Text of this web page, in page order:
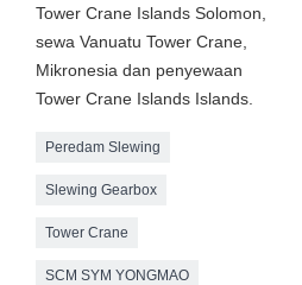
Tower Crane Islands Solomon,
sewa Vanuatu Tower Crane,
Mikronesia dan penyewaan
Tower Crane Islands Islands.
Peredam Slewing
Slewing Gearbox
Tower Crane
SCM SYM YONGMAO